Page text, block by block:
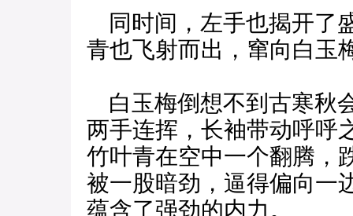
同时间，左手也揭开了
青也飞射而出，窜向白玉
白玉梅倒想不到古寒秋
两手连挥，长袖带动呼呼
竹叶青在空中一个翻腾，
被一股暗劲，逼得偏向一
蕴含了强劲的内力。